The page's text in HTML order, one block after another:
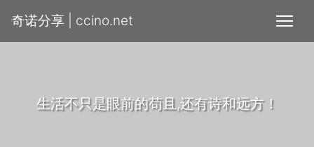
奇诺分享 | ccino.net
生活不只是眼前的苟且,还有诗和远方！